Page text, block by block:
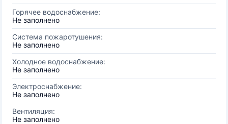
Горячее водоснабжение:
Не заполнено
Система пожаротушения:
Не заполнено
Холодное водоснабжение:
Не заполнено
Электроснабжение:
Не заполнено
Вентиляция:
Не заполнено